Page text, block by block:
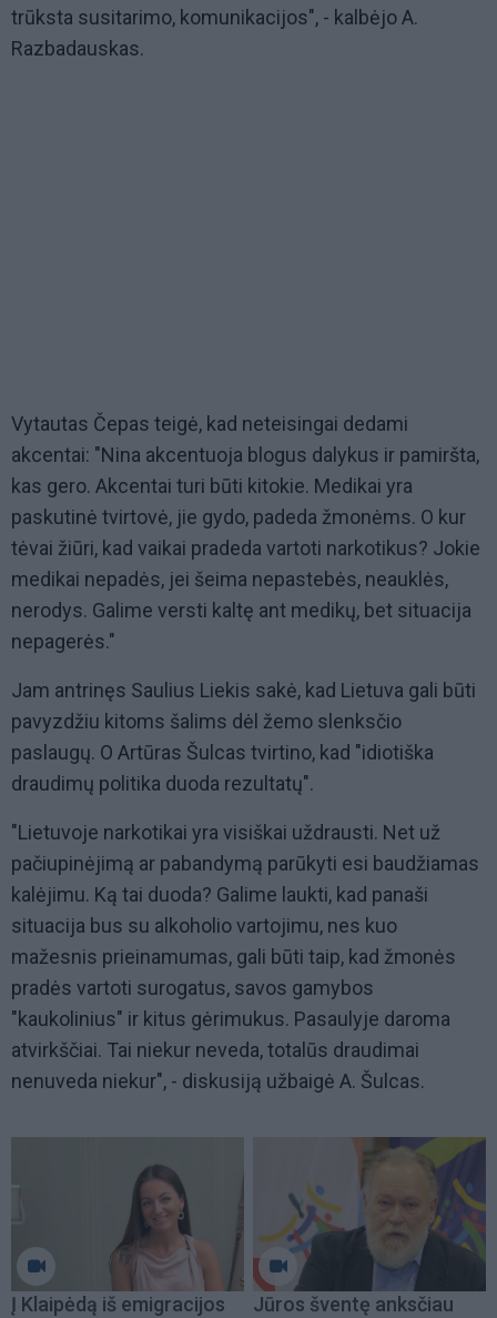
trūksta susitarimo, komunikacijos", - kalbėjo A.
Razbadauskas.
Vytautas Čepas teigė, kad neteisingai dedami
akcentai: "Nina akcentuoja blogus dalykus ir pamiršta,
kas gero. Akcentai turi būti kitokie. Medikai yra
paskutinė tvirtovė, jie gydo, padeda žmonėms. O kur
tėvai žiūri, kad vaikai pradeda vartoti narkotikus? Jokie
medikai nepadės, jei šeima nepastebės, neauklės,
nerodys. Galime versti kaltę ant medikų, bet situacija
nepagerės."
Jam antrinęs Saulius Liekis sakė, kad Lietuva gali būti
pavyzdžiu kitoms šalims dėl žemo slenksčio
paslaugų. O Artūras Šulcas tvirtino, kad "idiotiška
draudimų politika duoda rezultatų".
"Lietuvoje narkotikai yra visiškai uždrausti. Net už
pačiupinėjimą ar pabandymą parūkyti esi baudžiamas
kalėjimu. Ką tai duoda? Galime laukti, kad panaši
situacija bus su alkoholio vartojimu, nes kuo
mažesnis prieinamumas, gali būti taip, kad žmonės
pradės vartoti surogatus, savos gamybos
"kaukolinius" ir kitus gėrimukus. Pasaulyje daroma
atvirkščiai. Tai niekur neveda, totalūs draudimai
nenuveda niekur", - diskusiją užbaigė A. Šulcas.
Į Klaipėdą iš emigracijos
Jūros šventę anksčiau